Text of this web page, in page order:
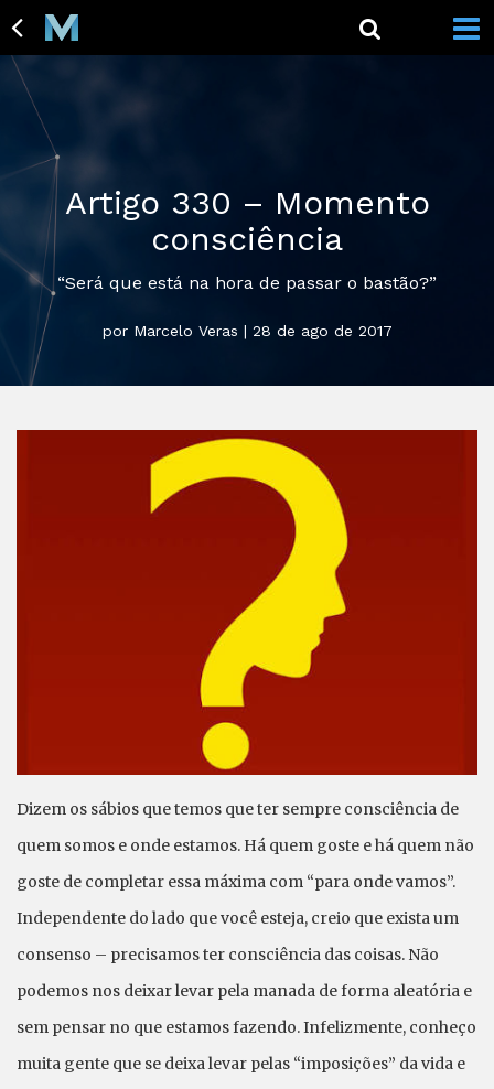
Artigo 330 – Momento
consciência
“Será que está na hora de passar o bastão?”
por Marcelo Veras | 28 de ago de 2017
Dizem os sábios que temos que ter sempre consciência de
quem somos e onde estamos. Há quem goste e há quem não
goste de completar essa máxima com “para onde vamos”.
Independente do lado que você esteja, creio que exista um
consenso – precisamos ter consciência das coisas. Não
podemos nos deixar levar pela manada de forma aleatória e
sem pensar no que estamos fazendo. Infelizmente, conheço
muita gente que se deixa levar pelas “imposições” da vida e